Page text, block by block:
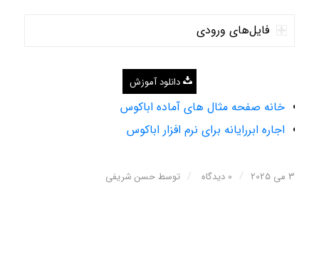
فایل‌های ورودی
دانلود آموزش
خانه صفحه مثال های آماده اباکوس
اجاره ابررایانه برای نرم افزار اباکوس
3 می 2025 / 0 دیدگاه / توسطحسن شریفی